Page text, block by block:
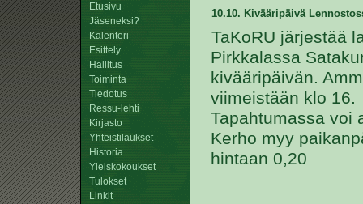
Etusivu
Jäseneksi?
Kalenteri
Esittely
Hallitus
Toiminta
Tiedotus
Ressu-lehti
Kirjasto
Yhteistilaukset
Historia
Yleiskokoukset
Tulokset
Linkit
10.10. Kivääripäivä
TaKoRU järjestää
Pirkkalassa
kivääripäivän.
viimeistään klo 16.
Tapahtumassa voi
Kerho myy
hintaan 0,20